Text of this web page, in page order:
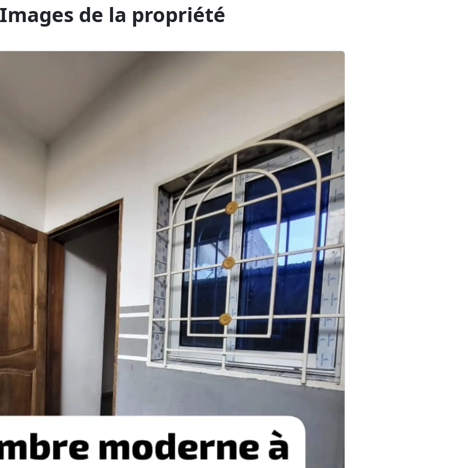
Images de la propriété